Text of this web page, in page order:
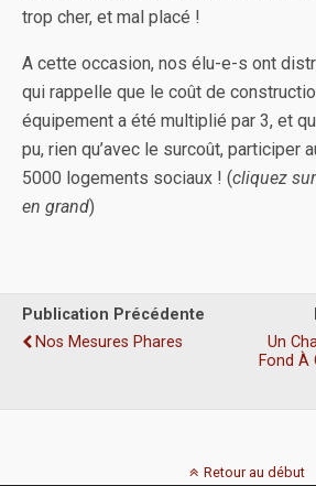
trop cher, et mal placé !
A cette occasion, nos élu-e-s ont
qui rappelle que le coût de
équipement a été multiplié par 3, et
pu, rien qu’avec le surcoût, participer
5000 logements sociaux ! (cliquez
en grand)
Publication Précédente
Nos Mesures Phares
Un
Fond À
Retour au début